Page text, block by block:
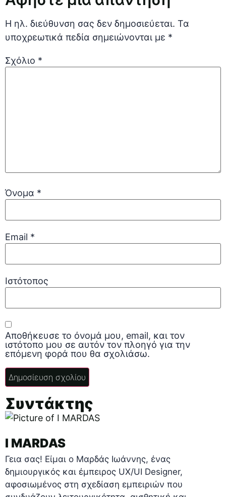
Η ηλ. διεύθυνση σας δεν δημοσιεύεται. Τα
υποχρεωτικά πεδία σημειώνονται με *
Σχόλιο *
Όνομα *
Email *
Ιστότοπος
Αποθήκευσε το όνομά μου, email, και τον
ιστότοπο μου σε αυτόν τον πλοηγό για την
επόμενη φορά που θα σχολιάσω.
Συντάκτης
I MARDAS
Γεια σας! Είμαι ο Μαρδάς Ιωάννης, ένας
δημιουργικός και έμπειρος UX/UI Designer,
αφοσιωμένος στη σχεδίαση εμπειριών που